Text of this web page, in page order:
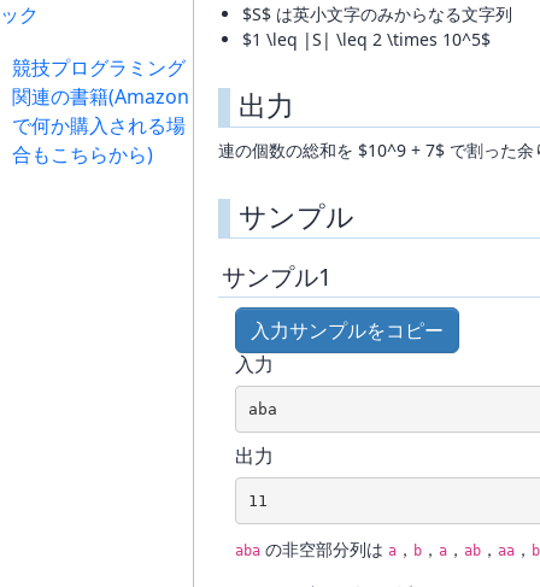
ック
競技プログラミング
関連の書籍(Amazon
で何か購入される場
合もこちらから)
$S$ は英小文字のみからなる文字列
$1 \leq |S| \leq 2 \times 10^5$
出力
連の個数の総和を $10^9 + 7$ で割った
サンプル
サンプル1
入力サンプルをコピー
入力
aba
出力
11
aba の非空部分列は a ， b ， a ， ab ， aa ，